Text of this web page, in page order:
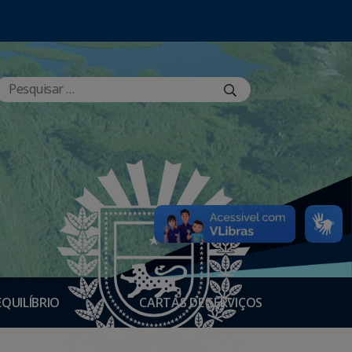
CARTAS DE SERVIÇOS